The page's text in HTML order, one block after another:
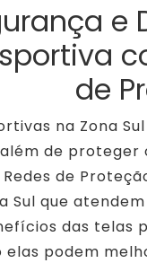
e
de
na Zona
de
Redes de
Sul que
das telas
elas podem